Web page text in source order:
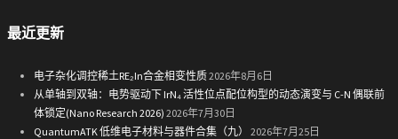
最近更新
电子杂化调控稀土RE₂In合金相变性质2026年8月6日
从单轴到双轴：电势驱动下 IrN₄ 活性位点配位构型的动态演变与 C-N 偶联前
体锁定(Nano Research 2026) 2026年7月30日
QuantumATK 低维电子材料与器件合集（九）
2026年7月25日